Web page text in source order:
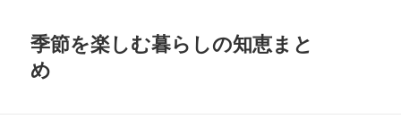
季節を楽しむ暮らしの知恵まと
め